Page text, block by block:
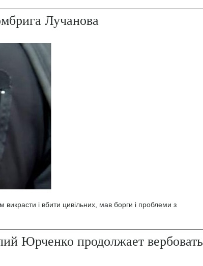
Лучанова
і вбити цивільних, мав борги і проблеми з
Юрченко продолжает вербовать